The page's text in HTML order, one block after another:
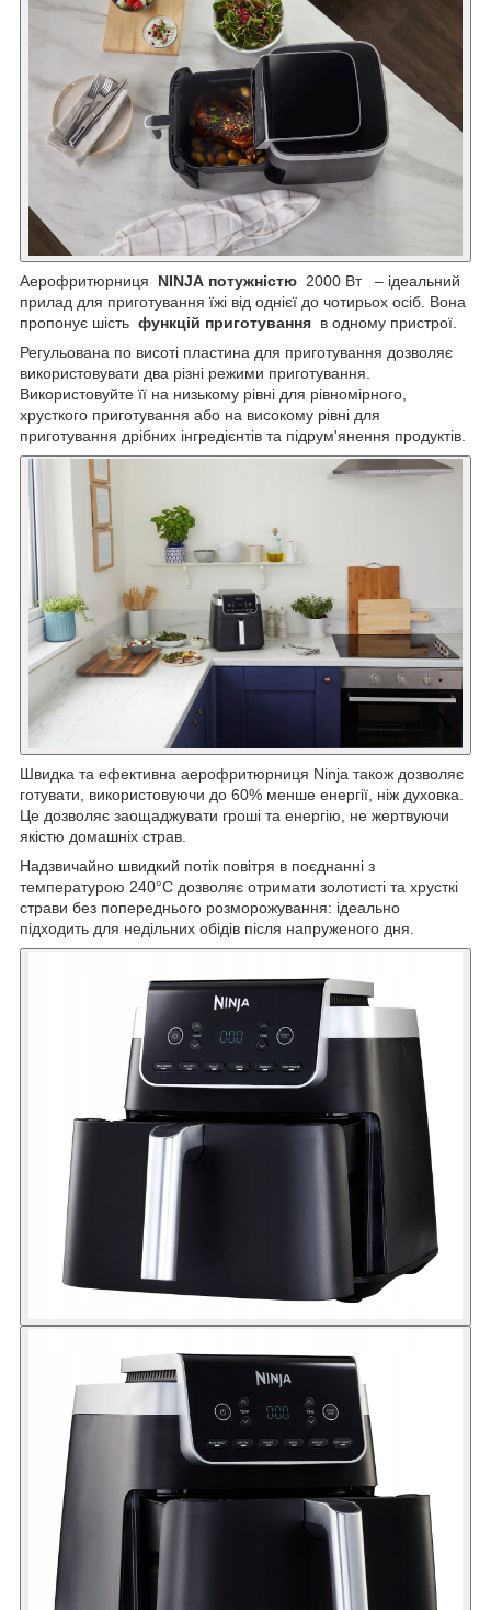
Аерофритюрниця NINJA потужністю 2000 Вт
– ідеальний
прилад для приготування їжі від однієї до чотирьох осіб. Вона
пропонує шість функцій приготування в одному пристрої.
Регульована по висоті пластина для приготування дозволяє
використовувати два різні режими приготування.
Використовуйте її на низькому рівні для рівномірного,
хрусткого приготування або на високому рівні для
приготування дрібних інгредієнтів та підрум'янення продуктів.
Швидка та ефективна аерофритюрниця Ninja також дозволяє
готувати, використовуючи до 60% менше енергії, ніж духовка.
Це дозволяє заощаджувати гроші та енергію, не жертвуючи
якістю домашніх страв.
Надзвичайно швидкий потік повітря в поєднанні з
температурою 240°C дозволяє отримати золотисті та хрусткі
страви без попереднього розморожування: ідеально
підходить для недільних обідів після напруженого дня.